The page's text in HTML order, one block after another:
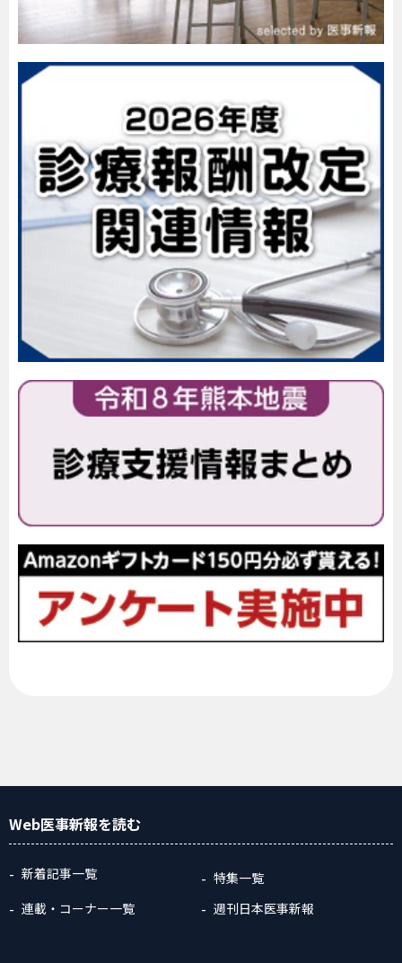
Web医事新報を読む
新着記事一覧
特集一覧
連載・コーナー一覧
週刊日本医事新報